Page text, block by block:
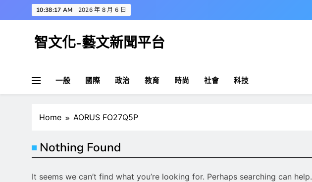
to
10:38:17 AM 2026 年 8 月 6 日
智文化-藝文新聞平台
一般 國際 政治 教育 時尚 社會 科技
Home AORUS FO27Q5P
Nothing Found
It seems we can’t find what you’re looking for. Perhaps searching can help.